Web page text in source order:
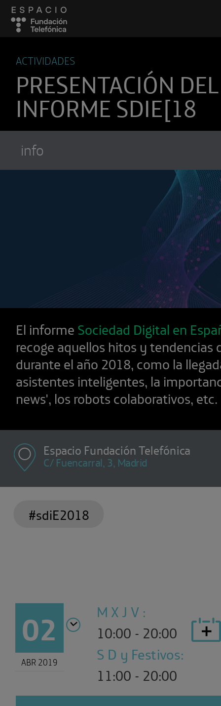
ACTIVIDADES
PRESENTACIÓN DEL
INFORME SDIE[18
info
El informeSociedad Digital en
recoge aquellos hitos y tendencias
durante el año 2018, como la
asistentes inteligentes, la
news', los robots colaborativos, etc.
Espacio Fundación Telefónica
C/ Fuencarral, 3, Madrid
#sdiE2018
02
ABR 2019
M X J V :
10:00 - 20:00
S D y Festivos:
11:00 - 20:00